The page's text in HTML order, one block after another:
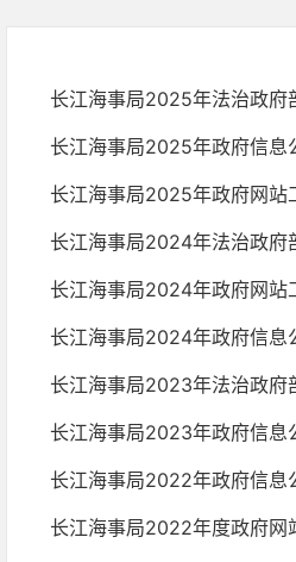
长江海事局2025年法治政府
长江海事局2025年政府信息
长江海事局2025年政府网站
长江海事局2024年法治政府
长江海事局2024年政府网站
长江海事局2024年政府信息
长江海事局2023年法治政府
长江海事局2023年政府信息
长江海事局2022年政府信息
长江海事局2022年度政府网